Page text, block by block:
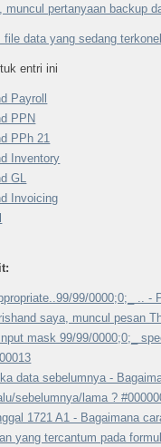
muncul pertanyaan backup
file data yang sedang
entri ini
Payroll
PPN
PPh 21
Inventory
GL
Invoicing
99/0000;0;_ ..
saya, muncul pesan
mask 99/99/0000;0;_
data sebelumnya -
sebelumnya/lama ?
1721 A1 - Bagaimana
yang tercantum pada